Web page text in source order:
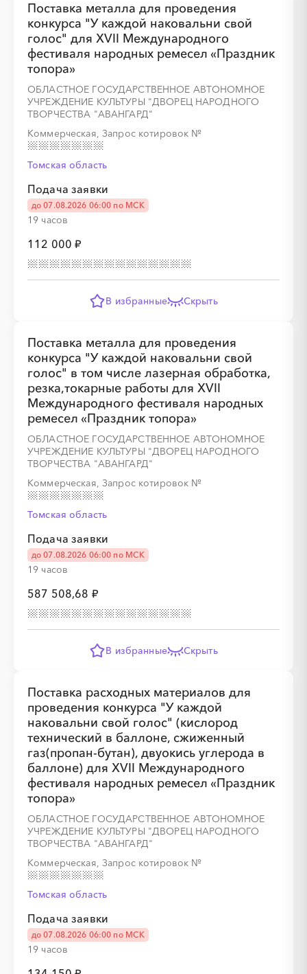
Поставка металла для проведения
конкурса "У каждой наковальни свой
голос" для XVII Международного
фестиваля народных ремесел «Праздник
топора»
ОБЛАСТНОЕ ГОСУДАРСТВЕННОЕ АВТОНОМНОЕ
УЧРЕЖДЕНИЕ КУЛЬТУРЫ "ДВОРЕЦ НАРОДНОГО
ТВОРЧЕСТВА "АВАНГАРД"
Коммерческая, Запрос котировок №
Томская область
Подача заявки
до 07.08.2026 06:00 по МСК
19 часов
112 000 ₽
В избранные Скрыть
Поставка металла для проведения
конкурса "У каждой наковальни свой
голос" в том числе лазерная обработка,
резка,токарные работы для XVII
Международного фестиваля народных
ремесел «Праздник топора»
ОБЛАСТНОЕ ГОСУДАРСТВЕННОЕ АВТОНОМНОЕ
УЧРЕЖДЕНИЕ КУЛЬТУРЫ "ДВОРЕЦ НАРОДНОГО
ТВОРЧЕСТВА "АВАНГАРД"
Коммерческая, Запрос котировок №
Томская область
Подача заявки
до 07.08.2026 06:00 по МСК
19 часов
587 508,68 ₽
В избранные Скрыть
Поставка расходных материалов для
проведения конкурса "У каждой
наковальни свой голос" (кислород
технический в баллоне, сжиженный
газ(пропан-бутан), двуокись углерода в
баллоне) для XVII Международного
фестиваля народных ремесел «Праздник
топора»
ОБЛАСТНОЕ ГОСУДАРСТВЕННОЕ АВТОНОМНОЕ
УЧРЕЖДЕНИЕ КУЛЬТУРЫ "ДВОРЕЦ НАРОДНОГО
ТВОРЧЕСТВА "АВАНГАРД"
Коммерческая, Запрос котировок №
Томская область
Подача заявки
до 07.08.2026 06:00 по МСК
19 часов